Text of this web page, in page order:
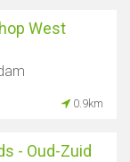
West
0.9km
- Oud-Zuid